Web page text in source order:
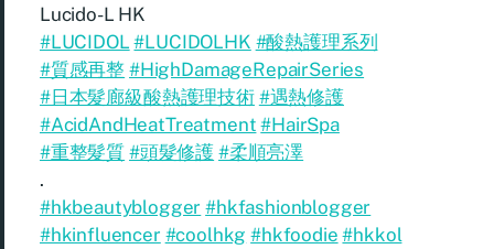
Lucido-L HK
#LUCIDOL #LUCIDOLHK #酸熱護理系列
#質感再整 #HighDamageRepairSeries
#日本髮廊級酸熱護理技術 #遇熱修護
#AcidAndHeatTreatment #HairSpa
#重整髮質 #頭髮修護 #柔順亮澤
.
#hkbeautyblogger #hkfashionblogger
#hkinfluencer #coolhkg #hkfoodie #hkkol